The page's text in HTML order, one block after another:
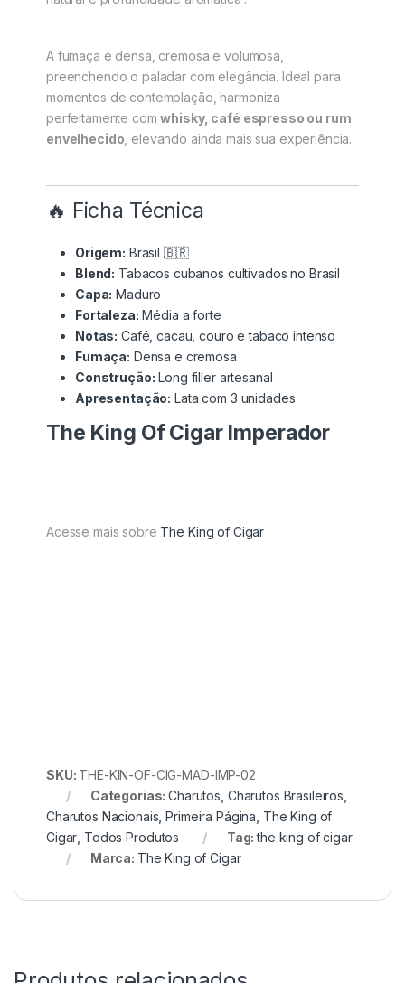
A fumaça é densa, cremosa e volumosa,
preenchendo o paladar com elegância. Ideal para
momentos de contemplação, harmoniza
perfeitamente comwhisky, café espresso ou rum
envelhecido, elevando ainda mais sua experiência.
🔥 Ficha Técnica
Origem: Brasil 🇧🇷
Blend: Tabacos cubanos cultivados no Brasil
Capa: Maduro
Fortaleza: Média a forte
Notas: Café, cacau, couro e tabaco intenso
Fumaça: Densa e cremosa
Construção: Long filler artesanal
Apresentação: Lata com 3 unidades
The King Of Cigar Imperador
Acesse mais sobre The King of Cigar
SKU: THE-KIN-OF-CIG-MAD-IMP-02
Categorias:Charutos Charutos Brasileiros
Charutos Nacionais ,Primeira Página The King of
Cigar Todos Produtos Tag:the king of cigar
Marca: The King of Cigar